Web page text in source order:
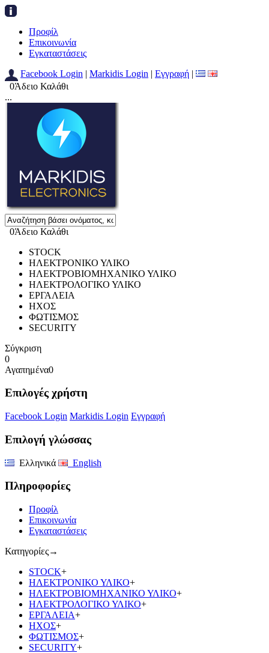
Προφίλ
Επικοινωνία
Εγκαταστάσεις
Facebook Login | Markidis Login | Εγγραφή |
0Άδειο Καλάθι
...
0Άδειο Καλάθι
STOCK
ΗΛΕΚΤΡΟΝΙΚΟ ΥΛΙΚΟ
ΗΛΕΚΤΡΟΒΙΟΜΗΧΑΝΙΚΟ ΥΛΙΚΟ
ΗΛΕΚΤΡΟΛΟΓΙΚΟ ΥΛΙΚΟ
ΕΡΓΑΛΕΙΑ
ΗΧΟΣ
ΦΩΤΙΣΜΟΣ
SECURITY
Σύγκριση
0
Αγαπημένα0
Επιλογές χρήστη
Facebook Login Markidis Login Εγγραφή
Επιλογή γλώσσας
Ελληνικά English
Πληροφορίες
Προφίλ
Επικοινωνία
Εγκαταστάσεις
Κατηγορίες→
STOCK+
ΗΛΕΚΤΡΟΝΙΚΟ ΥΛΙΚΟ+
ΗΛΕΚΤΡΟΒΙΟΜΗΧΑΝΙΚΟ ΥΛΙΚΟ+
ΗΛΕΚΤΡΟΛΟΓΙΚΟ ΥΛΙΚΟ+
ΕΡΓΑΛΕΙΑ+
ΗΧΟΣ+
ΦΩΤΙΣΜΟΣ+
SECURITY+